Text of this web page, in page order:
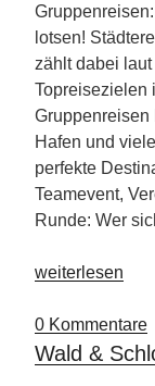
lotsen!
zählt dabei
Topreisezielen
Gruppenreisen
Hafen und
perfekte
Teamevent,
Runde: Wer
„Städtereise
Hamburg“
weiterlesen
0 Kommentare
Wald &